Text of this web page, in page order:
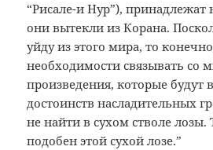
“Рисале-и Нур”), принадлежат
они вытекли из Корана.
уйду из этого мира, то
необходимости связывать со
произведения, которые будут
достоинств насладительных
не найти в сухом стволе лозы.
подобен этой сухой лозе.”